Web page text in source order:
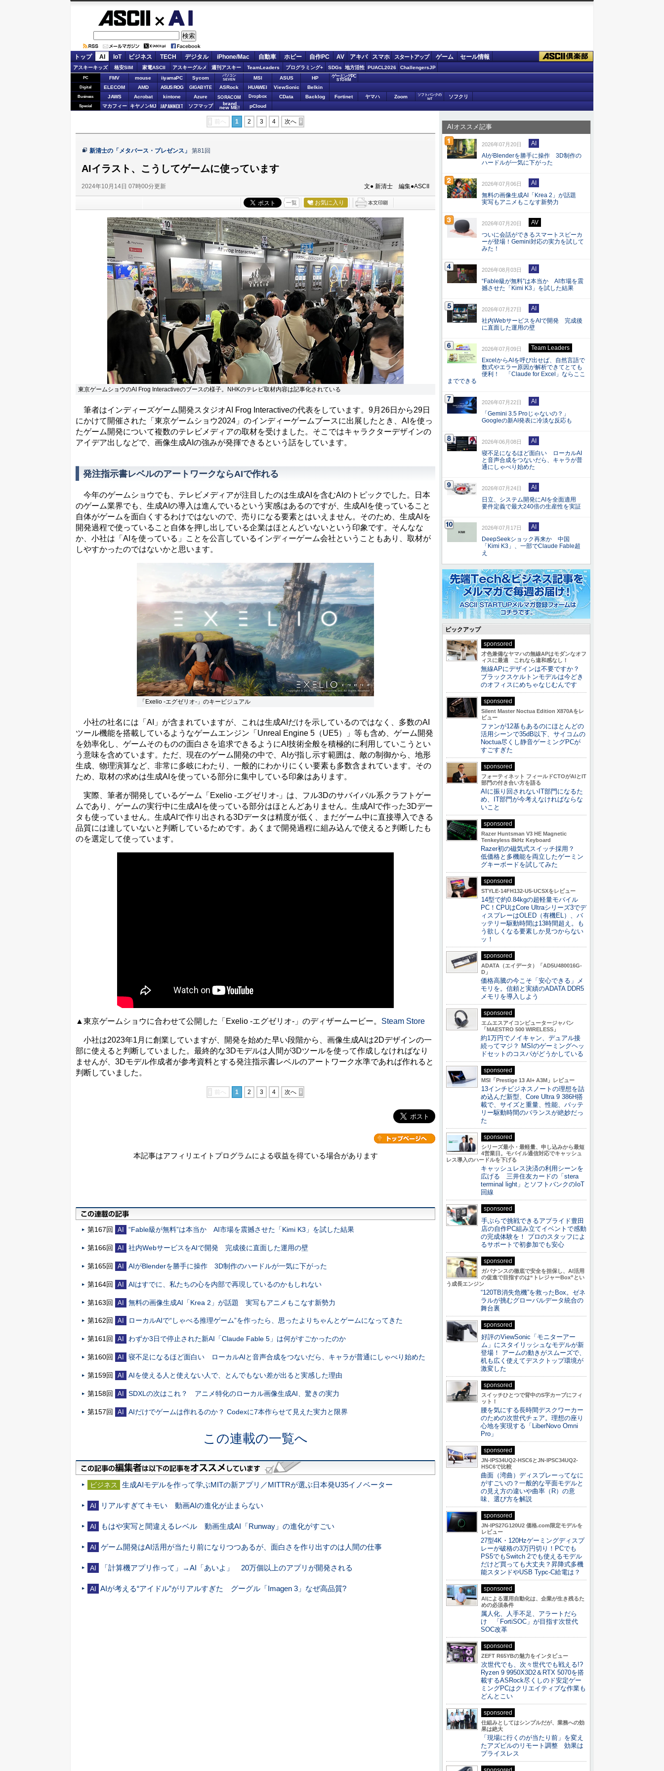
ASCII.jp AI
トップ AI IoT ビジネス TECH デジタル iPhone/Mac 自動車 ホビー 自作PC AV アキバ スマホ スタートアップ ゲーム セール情報
アスキーキッズ 格安SIM 家電ASCII アスキーグルメ 週刊アスキー TeamLeaders プログラミング+ SDGs 地方活性 PUACL2026 ChallengersJP
PC FMV mouse iiyamaPC Sycom
パソコン
SEVEN
MSI ASUS HP ゲーミングPC
STORM
Digital ELECOM AMD ASUS ROG GIGABYTE ASRock HUAWEI ViewSonic Belkin
Business JAWS Acrobat kintone Azure SORACOM Dropbox CData Backlog Fortinet ヤマハ Zoom
ソフトバンクの
IoT
ソフクリ
Special マカフィー キヤノンMJ JAPANNEXT ソフマップ brand
new ME! pCloud
前へ 1 2 3 4 次へ
新清士の「メタバース・プレゼンス」 第81回
AIイラスト、こうしてゲームに使っています
2024年10月14日 07時00分更新 文● 新清士 編集●ASCII
一覧 お気に入り
東京ゲームショウのAI Frog Interactiveのブースの様子。NHKのテレビ取材内容は記事化されている
筆者はインディーズゲーム開発スタジオAI Frog Interactiveの代表をしています。9月26日から29日
にかけて開催された「東京ゲームショウ2024」のインディーゲームブースに出展したとき、AIを使っ
たゲーム開発について複数のテレビメディアの取材を受けました。そこではキャラクターデザインの
アイデア出しなどで、画像生成AIの強みが発揮できるという話をしています。
発注指示書レベルのアートワークならAIで作れる
今年のゲームショウでも、テレビメディアが注目したのは生成AIを含むAIのトピックでした。日本
のゲーム業界でも、生成AIの導入は進んでいるという実感はあるのですが、生成AIを使っていること
自体がゲームを面白くするわけではないので、売りになる要素とはいえません。そのため、生成AIを
開発過程で使っていること自体を押し出している企業はほとんどいないという印象です。そんなな
か、小社は「AIを使っている」ことを公言しているインディーゲーム会社ということもあり、取材が
しやすかったのではないかと思います。
「Exelio -エグゼリオ-」のキービジュアル
小社の社名には「AI」が含まれていますが、これは生成AIだけを示しているのではなく、多数のAI
ツール機能を搭載しているようなゲームエンジン「Unreal Engine 5（UE5）」等も含め、ゲーム開発
を効率化し、ゲームそのものの面白さを追求できるようにAI技術全般を積極的に利用していこうとい
う意味を含めています。ただ、現在のゲーム開発の中で、AIが指し示す範囲は、敵の制御から、地形
生成、物理演算など、非常に多岐にわたり、一般的にわかりにくい要素も多数含まれています。その
ため、取材の求めは生成AIを使っている部分に集中している印象はあります。
実際、筆者が開発しているゲーム「Exelio -エグゼリオ-」は、フル3Dのサバイバル系クラフトゲー
ムであり、ゲームの実行中に生成AIを使っている部分はほとんどありません。生成AIで作った3Dデー
タも使っていません。生成AIで作り出される3Dデータは精度が低く、まだゲーム中に直接導入できる
品質には達していないと判断しているためです。あくまで開発過程に組み込んで使えると判断したも
のを選定して使っています。
▲東京ゲームショウに合わせて公開した「Exelio -エグゼリオ-」のディザームービー。 Steam Store
小社は2023年1月に創業していますが、開発を始めた早い段階から、画像生成AIは2Dデザインの一
部に使えると判断していました。最終的な3Dモデルは人間が3Dツールを使って作成しなければなり
ませんが、3Dモデル作成者が参考資料とする発注指示書レベルのアートワーク水準であれば作れると
判断していました。
前へ 1 2 3 4 次へ
本記事はアフィリエイトプログラムによる収益を得ている場合があります
第167回 AI “Fable級が無料”は本当か AI市場を震撼させた「Kimi K3」を試した結果
第166回 AI 社内WebサービスをAIで開発 完成後に直面した運用の壁
第165回 AI AIがBlenderを勝手に操作 3D制作のハードルが一気に下がった
第164回 AI AIはすでに、私たちの心を内部で再現しているのかもしれない
第163回 AI 無料の画像生成AI「Krea 2」が話題 実写もアニメもこなす新勢力
第162回 AI ローカルAIで“しゃべる推理ゲーム”を作ったら、思ったよりちゃんとゲームになってきた
第161回 AI わずか3日で停止された新AI「Claude Fable 5」は何がすごかったのか
第160回 AI 寝不足になるほど面白い ローカルAIと音声合成をつないだら、キャラが普通にしゃべり始めた
第159回 AI AIを使える人と使えない人で、とんでもない差が出ると実感した理由
第158回 AI SDXLの次はこれ？ アニメ特化のローカル画像生成AI、驚きの実力
第157回 AI AIだけでゲームは作れるのか？ Codexに7本作らせて見えた実力と限界
この連載の一覧へ
ビジネス 生成AIモデルを作って学ぶMITの新アプリ／MITTRが選ぶ日本発U35イノベーター
AI リアルすぎてキモい 動画AIの進化が止まらない
AI もはや実写と間違えるレベル 動画生成AI「Runway」の進化がすごい
AI ゲーム開発はAI活用が当たり前になりつつあるが、面白さを作り出すのは人間の仕事
AI 「計算機アプリ作って」→AI「あいよ」 20万個以上のアプリが開発される
AI AIが考える“アイドル”がリアルすぎた グーグル「Imagen 3」なぜ高品質?
AIオススメ記事
2026年07月20日
AI
AIがBlenderを勝手に操作 3D制作の
ハードルが一気に下がった
2026年07月06日
AI
無料の画像生成AI「Krea 2」が話題
実写もアニメもこなす新勢力
2026年07月20日
AV
ついに会話ができるスマートスピーカ
ーが登場！Gemini対応の実力を試して
みた！
2026年08月03日
AI
“Fable級が無料”は本当か AI市場を震
撼させた「Kimi K3」を試した結果
2026年07月27日
AI
社内WebサービスをAIで開発 完成後
に直面した運用の壁
2026年07月09日
Team Leaders
ExcelからAIを呼び出せば、自然言語で
数式やエラー原因が解析できてとても
便利！ 「Claude for Excel」ならここ
までできる
2026年07月22日
AI
「Gemini 3.5 Proじゃないの？」
Googleの新AI発表に冷淡な反応も
2026年06月08日
AI
寝不足になるほど面白い ローカルAI
と音声合成をつないだら、キャラが普
通にしゃべり始めた
2026年07月24日
AI
日立、システム開発にAIを全面適用
要件定義で最大240倍の生産性を実証
2026年07月17日
AI
DeepSeekショック再来か 中国
「Kimi K3」、一部でClaude Fable超
え
ピックアップ
sponsored
才色兼備なヤマハの無線APはモダンなオフ
ィスに最適 これなら違和感なし！
無線APにデザインは不要ですか？
ブラックスケルトンモデルは今どき
のオフィスにめちゃなじむんです
sponsored
Silent Master Noctua Edition X870Aをレ
ビュー
ファンが12基もあるのにほとんどの
活用シーンで35dB以下、サイコムの
Noctua尽くし静音ゲーミングPCが
すごすぎた
sponsored
フォーティネット フィールドCTOがAIとIT
部門の付き合い方を語る
AIに振り回されないIT部門になるた
め、IT部門が今考えなければならな
いこと
sponsored
Razer Huntsman V3 HE Magnetic
Tenkeyless 8kHz Keyboard
Razer初の磁気式スイッチ採用？
低価格と多機能を両立したゲーミン
グキーボードを試してみた
sponsored
STYLE-14FH132-U5-UCSXをレビュー
14型で約0.84kgの超軽量モバイル
PC！CPUはCore Ultraシリーズ3でデ
ィスプレーはOLED（有機EL）、バ
ッテリー駆動時間は13時間超え。も
う欲しくなる要素しか見つからない
ッ！
sponsored
ADATA（エイデータ）「AD5U480016G-
D」
価格高騰の今こそ「安心できる」メ
モリを。信頼と実績のADATA DDR5
メモリを導入しよう
sponsored
エムエスアイコンピュータージャパン
「MAESTRO 500 WIRELESS」
約1万円でノイキャン、デュアル接
続ってマジ？ MSIのゲーミングヘッ
ドセットのコスパがどうかしている
sponsored
MSI「Prestige 13 AI+ A3M」レビュー
13インチビジネスノートの理想を詰
め込んだ新型、Core Ultra 9 386H搭
載で、サイズと重量、性能、バッテ
リー駆動時間のバランスが絶妙だっ
た
sponsored
シリーズ最小・最軽量、申し込みから最短
4営業日。モバイル通信対応でキャッシュ
レス導入のハードルを下げる
キャッシュレス決済の利用シーンを
広げる 三井住友カードの「stera
terminal light」とソフトバンクのIoT
回線
sponsored
手ぶらで挑戦できるアプライド豊田
店の自作PC組み立てイベントで感動
の完成体験を！ プロのスタッフによ
るサポートで初参加でも安心
sponsored
ガバナンスの徹底で安全を担保し、AI活用
の促進で目指すのは“トレジャーBox”とい
う成長エンジン
“120TB消失危機”を救ったBox。ゼネ
ラルが挑むグローバルデータ統合の
舞台裏
sponsored
好評のViewSonic「モニターアー
ム」にスタイリッシュなモデルが新
登場！ アームの動きがスムーズで、
机も広く使えてデスクトップ環境が
激変した
sponsored
スイッチひとつで背中のS字カーブにフィ
ット！
腰を気にする長時間デスクワーカー
のための次世代チェア。理想の座り
心地を実現する「LiberNovo Omni
Pro」
sponsored
JN-IPS34UQ2-HSC6とJN-IPSC34UQ2-
HSC6で比較
曲面（湾曲）ディスプレーってなに
がすごいの？一般的な平面モデルと
の見え方の違いや曲率（R）の意
味、選び方を解説
sponsored
JN-IPS27G120U2 価格.com限定モデルを
レビュー
27型4K・120Hzゲーミングディスプ
レーが破格の3万円切り！PCでも
PS5でもSwitch 2でも使えるモデル
だけど買っても大丈夫？昇降式多機
能スタンドやUSB Typc-C給電は？
sponsored
AIによる運用自動化は、企業が生き残るた
めの必須条件
属人化、人手不足、アラートだら
け 「FortiSOC」が目指す次世代
SOC改革
sponsored
ZEFT R65YBの魅力をインタビュー
次世代でも、次々世代でも戦える!?
Ryzen 9 9950X3D2＆RTX 5070を搭
載するASRock尽くしのド安定ゲー
ミングPCはクリエイティブな作業も
どんとこい
sponsored
仕組みとしてはシンプルだが、業務への効
果は絶大
「現場に行くのが当たり前」を変え
たアズビルのリモート調整 効果は
プライスレス